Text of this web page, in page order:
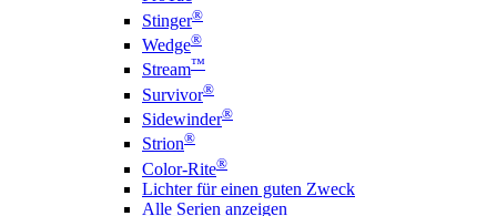
Stinger®
Wedge®
Stream™
Survivor®
Sidewinder®
Strion®
Color-Rite®
Lichter für einen guten Zweck
Alle Serien anzeigen